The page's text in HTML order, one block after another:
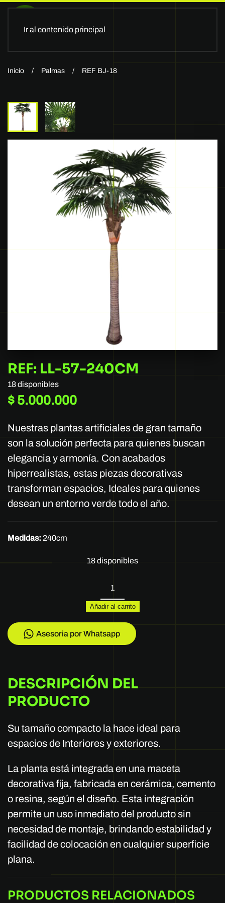
Ir al contenido principal
Inicio Palmas REF BJ-18
REF: LL-57-240CM
18 disponibles
$ 5.000.000
Nuestras plantas artificiales de gran tamaño
son la solución perfecta para quienes buscan
elegancia y armonía. Con acabados
hiperrealistas, estas piezas decorativas
transforman espacios, Ideales para quienes
desean un entorno verde todo el año.
Medidas: 240cm
18 disponibles
18
cantidad
Añadir al carrito
Asesoria por Whatsapp
DESCRIPCIÓN DEL
PRODUCTO
Su tamaño compacto la hace ideal para
espacios de Interiores y exteriores.
La planta está integrada en una maceta
decorativa fija, fabricada en cerámica, cemento
o resina, según el diseño. Esta integración
permite un uso inmediato del producto sin
necesidad de montaje, brindando estabilidad y
facilidad de colocación en cualquier superficie
plana.
PRODUCTOS RELACIONADOS